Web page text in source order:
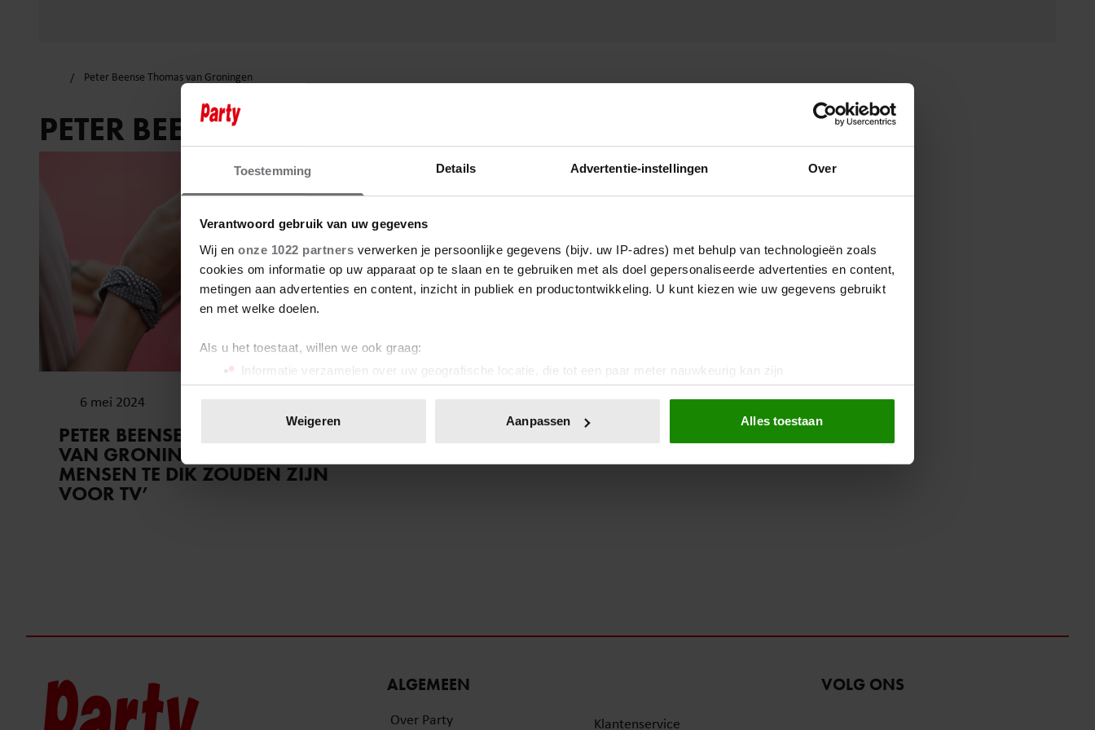
Toestemming Details Advertentie-instellingen Over
Verantwoord gebruik van uw gegevens
Wij en onze 1022 partners verwerken je persoonlijke gegevens (bijv. uw IP-adres) met behulp van technologieën zoals
cookies om informatie op uw apparaat op te slaan en te gebruiken met als doel gepersonaliseerde advertenties en content,
metingen aan advertenties en content, inzicht in publiek en productontwikkeling. U kunt kiezen wie uw gegevens gebruikt
en met welke doelen.
Als u het toestaat, willen we ook graag:
Informatie verzamelen over uw geografische locatie, die tot een paar meter nauwkeurig kan zijn
Uw apparaat identificeren door het actief te scannen op specifieke eigenschappen (fingerprinting)
toestemming op elk moment wijzigen of intrekken in de Cookieverklaring.
We gebruiken cookies om content en advertenties te personaliseren, om functies voor social media te bieden en om ons
Weigeren Aanpassen Alles toestaan
Peter Beense Thomas van Groningen
PETER BEENSE THOMAS VAN GRONINGEN
6 mei 2024
PETER BEENSE OVER THOMAS
VAN GRONINGEN: ‘ONZIN DAT
MENSEN TE DIK ZOUDEN ZIJN
VOOR TV’
ALGEMEEN
Over Party Klantenservice
VOLG ONS